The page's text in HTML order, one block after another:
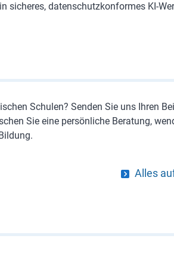
sicheres, datenschutzkonformes KI-
Schulen? Senden Sie uns Ihren
Sie eine persönliche Beratung,
Alles